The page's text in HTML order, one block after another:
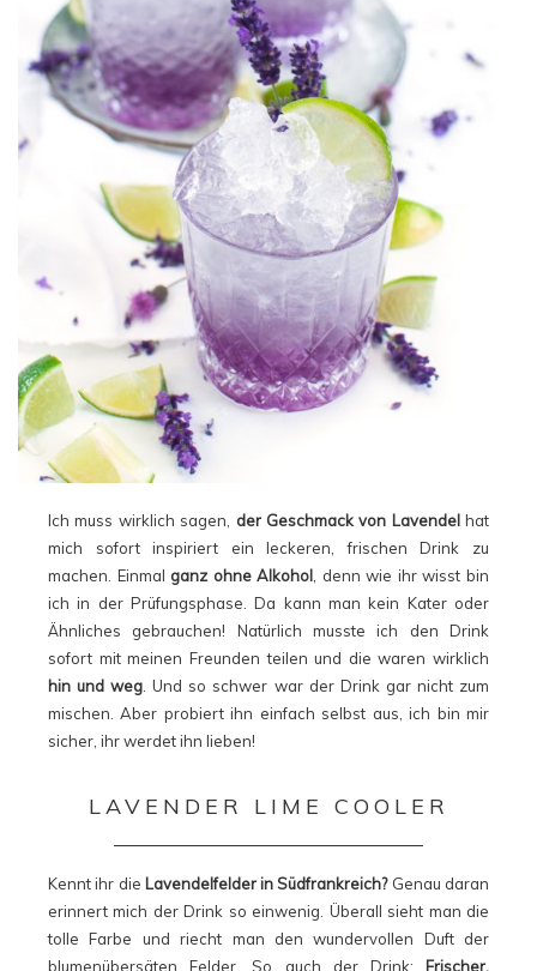
Ich muss wirklich sagen, der Geschmack von Lavendelhat
mich sofort inspiriert ein leckeren, frischen Drink zu
machen. Einmal ganz ohne Alkohol, denn wie ihr wisst bin
ich in der Prüfungsphase. Da kann man kein Kater oder
Ähnliches gebrauchen! Natürlich musste ich den Drink
sofort mit meinen Freunden teilen und die waren wirklich
hin und weg. Und so schwer war der Drink gar nicht zum
mischen. Aber probiert ihn einfach selbst aus, ich bin mir
sicher, ihr werdet ihn lieben!
LAVENDER LIME COOLER
Kennt ihr die Lavendelfelder in Südfrankreich?Genau daran
erinnert mich der Drink so einwenig. Überall sieht man die
tolle Farbe und riecht man den wundervollen Duft der
blumenübersäten Felder. So auch der Drink: Frischer,